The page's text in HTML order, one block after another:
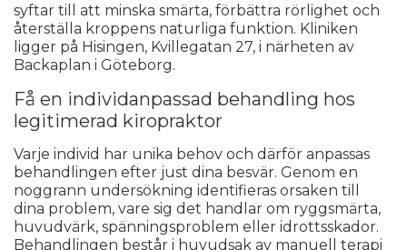
syftar till att minska smärta, förbättra rörlighet och
återställa kroppens naturliga funktion. Kliniken
ligger på Hisingen, Kvillegatan 27, i närheten av
Backaplan i Göteborg.
Få en individanpassad behandling hos
legitimerad kiropraktor
Varje individ har unika behov och därför anpassas
behandlingen efter just dina besvär. Genom en
noggrann undersökning identifieras orsaken till
dina problem, vare sig det handlar om ryggsmärta,
huvudvärk, spänningsproblem eller idrottsskador.
Behandlingen består i huvudsak av manuell terapi